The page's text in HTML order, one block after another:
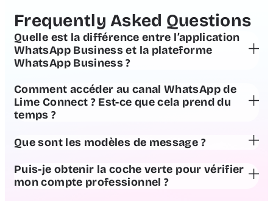
Frequently Asked Questions
Quelle est la différence entre l’application
WhatsApp Business et la plateforme
WhatsApp Business ?
application WhatsApp
Business plateforme WhatsApp Business
application WhatsApp Business
Comment accéder au canal WhatsApp de
Lime Connect ? Est-ce que cela prend du
temps ?
Que sont les modèles de message ?
Puis-je obtenir la coche verte pour vérifier
mon compte professionnel ?